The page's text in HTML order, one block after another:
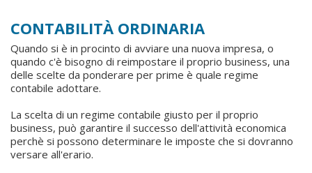
CONTABILITÀ ORDINARIA
Quando si è in procinto di avviare una nuova impresa, o
quando c'è bisogno di reimpostare il proprio business, una
delle scelte da ponderare per prime è quale regime
contabile adottare.
La scelta di un regime contabile giusto per il proprio
business, può garantire il successo dell'attività economica
perchè si possono determinare le imposte che si dovranno
versare all'erario.